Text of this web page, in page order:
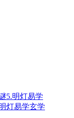
5.明灯易学
灯易学玄学